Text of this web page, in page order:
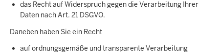
das Recht auf Widerspruch gegen die Verarbeitung Ihrer
Daten nach Art. 21 DSGVO.
Daneben haben Sie ein Recht
auf ordnungsgemäße und transparente Verarbeitung